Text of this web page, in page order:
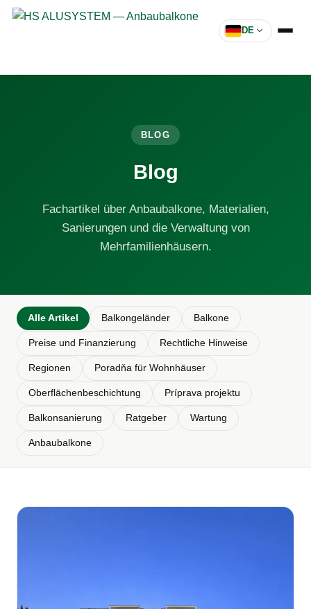
DE
BLOG
Blog
Fachartikel über Anbaubalkone, Materialien,
Sanierungen und die Verwaltung von
Mehrfamilienhäusern.
Alle Artikel Balkongeländer Balkone
Preise und Finanzierung Rechtliche Hinweise
Regionen Poradňa für Wohnhäuser
Oberflächenbeschichtung Príprava projektu
Balkonsanierung Ratgeber Wartung
Anbaubalkone